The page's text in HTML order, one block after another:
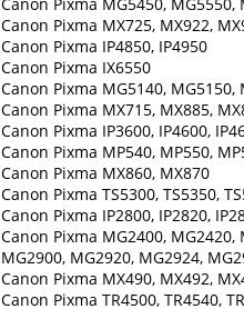
Canon Pixma MX725, MX922,
Canon Pixma IP4850, IP4950
Canon Pixma IX6550
Canon Pixma MG5140, MG5150,
Canon Pixma MX715, MX885,
Canon Pixma IP3600, IP4600,
Canon Pixma MP540, MP550,
Canon Pixma MX860, MX870
Canon Pixma TS5300, TS5350,
Canon Pixma IP2800, IP2820,
Canon Pixma MG2400, MG2420,
MG2900, MG2920, MG2924,
Canon Pixma MX490, MX492,
Canon Pixma TR4500, TR4540,